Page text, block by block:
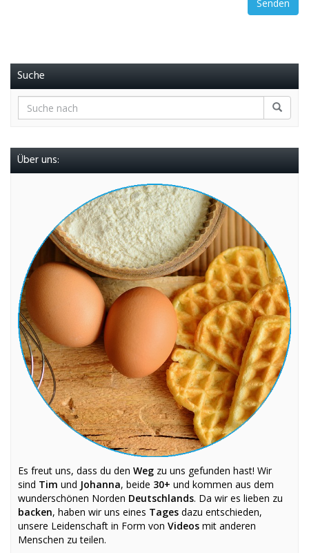
Suche
Über uns:
Es freut uns, dass du den Weg zu uns gefunden hast! Wir
sind Tim und Johanna, beide 30+ und kommen aus dem
wunderschönen Norden Deutschlands. Da wir es lieben zu
backen, haben wir uns eines Tages dazu entschieden,
unsere Leidenschaft in Form von Videos mit anderen
Menschen zu teilen.